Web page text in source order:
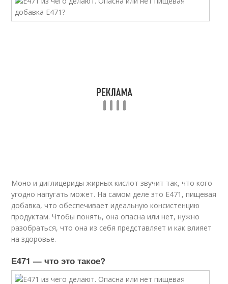
Моно и диглицериды жирных кислот звучит так, что кого
угодно напугать может. На самом деле это Е471, пищевая
добавка, что обеспечивает идеальную консистенцию
продуктам. Чтобы понять, она опасна или нет, нужно
разобраться, что она из себя представляет и как влияет
на здоровье.
Е471 — что это такое?